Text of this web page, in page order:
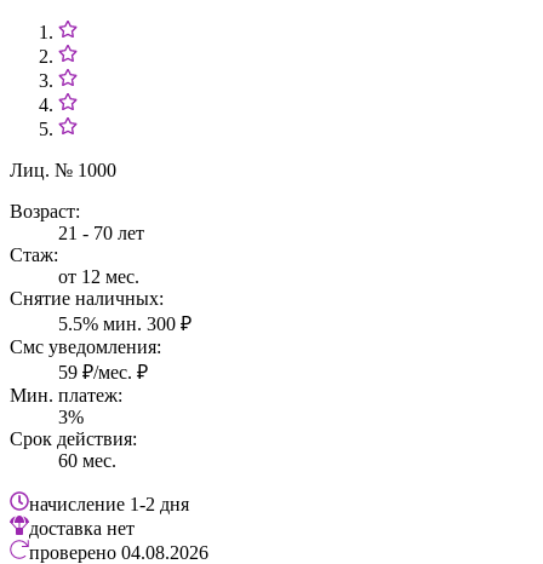
Лиц. № 1000
Возраст:
21 - 70 лет
Стаж:
от 12 мес.
Снятие наличных:
5.5% мин. 300 ₽
Смс уведомления:
59 ₽/мес. ₽
Мин. платеж:
3%
Срок действия:
60 мес.
начисление 1-2 дня
доставка нет
проверено 04.08.2026